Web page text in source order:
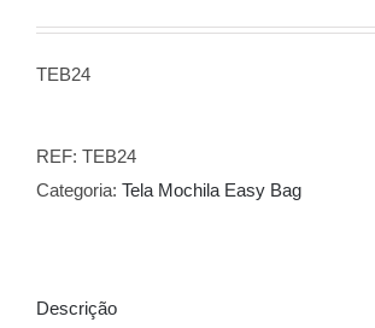
TEB24
REF: TEB24
Categoria: Tela Mochila Easy Bag
Descrição